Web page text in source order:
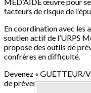
facteurs de risque de
En coordination avec les
soutien actif de l’URPS
propose des outils de
confrères en difficulté.
Devenez « GUETTEUR/
de prévention.